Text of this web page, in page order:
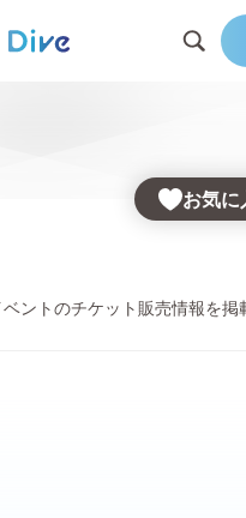
お気
ントのチケット販売情報を掲